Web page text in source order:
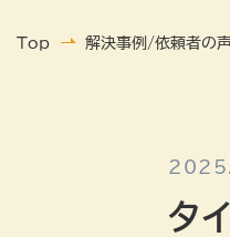
Top 解決事例/依頼者の声
タ